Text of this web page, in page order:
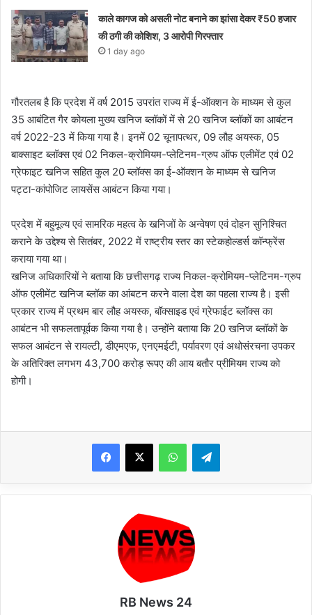
काले कागज को असली नोट बनाने का झांसा देकर ₹50 हजार
की ठगी की कोशिश, 3 आरोपी गिरफ्तार
1 day ago
गौरतलब है कि प्रदेश में वर्ष 2015 उपरांत राज्य में ई-ऑक्शन के माध्यम से कुल
35 आबंटित गैर कोयला मुख्य खनिज ब्लॉकों में से 20 खनिज ब्लॉकों का आबंटन
वर्ष 2022-23 में किया गया है। इनमें 02 चूनापत्थर, 09 लौह अयस्क, 05
बाक्साइट ब्लॉक्स एवं 02 निकल-क्रोमियम-प्लेटिनम-ग्रुप ऑफ एलीमेंट एवं 02
ग्रेफाइट खनिज सहित कुल 20 ब्लॉक्स का ई-ऑक्शन के माध्यम से खनिज
पट्टा-कांपोजिट लायसेंस आबंटन किया गया।
प्रदेश में बहुमूल्य एवं सामरिक महत्व के खनिजों के अन्वेषण एवं दोहन सुनिश्चित
कराने के उद्देश्य से सितंबर, 2022 में राष्ट्रीय स्तर का स्टेकहोल्डर्स कॉन्फ्रेंस
कराया गया था।
खनिज अधिकारियों ने बताया कि छत्तीसगढ़ राज्य निकल-क्रोमियम-प्लेटिनम-ग्रुप
ऑफ एलीमेंट खनिज ब्लॉक का आंबटन करने वाला देश का पहला राज्य है। इसी
प्रकार राज्य में प्रथम बार लौह अयस्क, बॉक्साइड एवं ग्रेफाईट ब्लॉक्स का
आबंटन भी सफलतापूर्वक किया गया है। उन्होंने बताया कि 20 खनिज ब्लॉकों के
सफल आबंटन से रायल्टी, डीएमएफ, एनएमईटी, पर्यावरण एवं अधोसंरचना उपकर
के अतिरिक्त लगभग 43,700 करोड़ रूपए की आय बतौर प्रीमियम राज्य को
होगी।
WhatsAppTelegram
RB News 24